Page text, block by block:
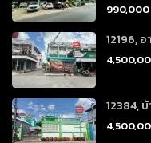
12196,
12384,